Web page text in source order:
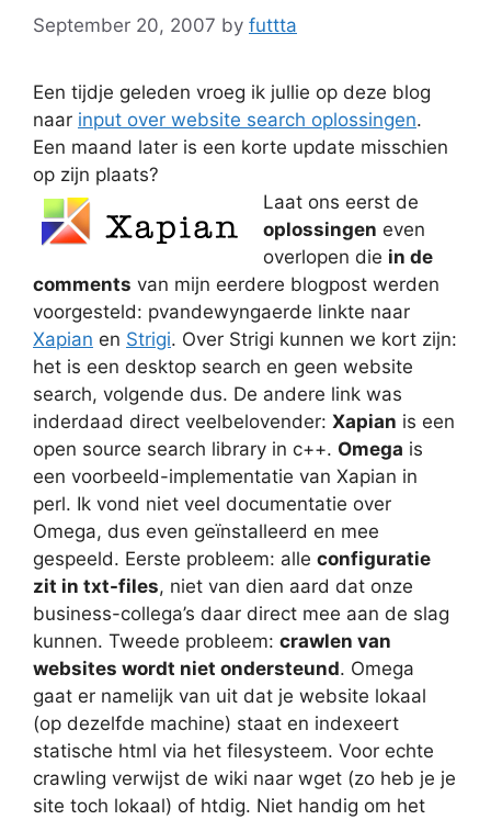
September 20, 2007 by futtta
Een tijdje geleden vroeg ik jullie op deze blog
naar input over website search oplossingen.
Een maand later is een korte update misschien
op zijn plaats?
Laat ons eerst de
oplossingen even
overlopen die in de
comments van mijn eerdere blogpost werden
voorgesteld: pvandewyngaerde linkte naar
Xapian en Strigi. Over Strigi kunnen we kort zijn:
het is een desktop search en geen website
search, volgende dus. De andere link was
inderdaad direct veelbelovender: Xapian is een
open source search library in c++. Omega is
een voorbeeld-implementatie van Xapian in
perl. Ik vond niet veel documentatie over
Omega, dus even geïnstalleerd en mee
gespeeld. Eerste probleem: alle configuratie
zit in txt-files, niet van dien aard dat onze
business-collega’s daar direct mee aan de slag
kunnen. Tweede probleem: crawlen van
websites wordt niet ondersteund. Omega
gaat er namelijk van uit dat je website lokaal
(op dezelfde machine) staat en indexeert
statische html via het filesysteem. Voor echte
crawling verwijst de wiki naar wget (zo heb je je
site toch lokaal) of htdig. Niet handig om het